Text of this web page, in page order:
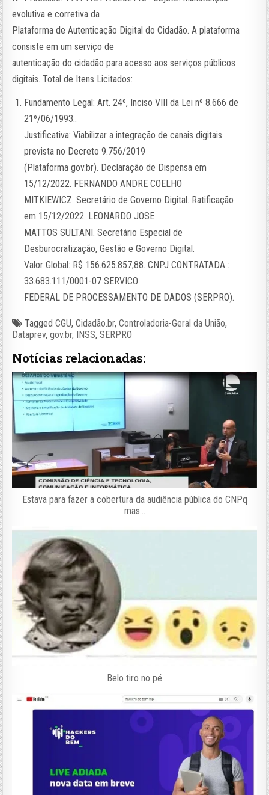
evolutiva e corretiva da
Plataforma de Autenticação Digital do Cidadão. A plataforma
consiste em um serviço de
autenticação do cidadão para acesso aos serviços públicos
digitais. Total de Itens Licitados:
Fundamento Legal: Art. 24º, Inciso VIII da Lei nº 8.666 de
21º/06/1993..
Justificativa: Viabilizar a integração de canais digitais
prevista no Decreto 9.756/2019
(Plataforma gov.br). Declaração de Dispensa em
15/12/2022. FERNANDO ANDRE COELHO
MITKIEWICZ. Secretário de Governo Digital. Ratificação
em 15/12/2022. LEONARDO JOSE
MATTOS SULTANI. Secretário Especial de
Desburocratização, Gestão e Governo Digital.
Valor Global: R$ 156.625.857,88. CNPJ CONTRATADA :
33.683.111/0001-07 SERVICO
FEDERAL DE PROCESSAMENTO DE DADOS (SERPRO).
TaggedCGU,Cidadão.br,Controladoria-Geral da União,
Dataprev,gov.br, INSS,SERPRO
Notícias relacionadas:
Estava para fazer a cobertura da audiência pública do CNPq
mas…
Belo tiro no pé